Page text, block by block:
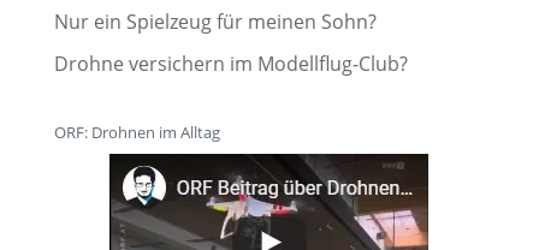
Nur ein Spielzeug für meinen Sohn?
Drohne versichern im Modellflug-Club?
ORF: Drohnen im Alltag